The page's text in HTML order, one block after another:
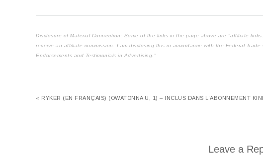
Disclosure of Material Connection: Some of the links in the page above are "affiliate
receive an affiliate commission. I am disclosing this in accordance with the Federal Trade
Endorsements and Testimonials in Advertising."
« RYKER (EN FRANÇAIS) (OWATONNA U, 1) – INCLUS DANS L’ABONNEMENT
Leave a